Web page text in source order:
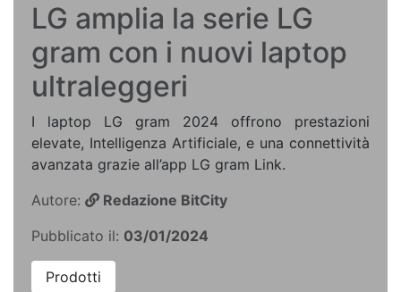
LG amplia la serie LG
gram con i nuovi laptop
ultraleggeri
I laptop LG gram 2024 offrono prestazioni
elevate, Intelligenza Artificiale, e una connettività
avanzata grazie all’app LG gram Link.
Autore:
Redazione BitCity
Pubblicato il: 03/01/2024
Prodotti